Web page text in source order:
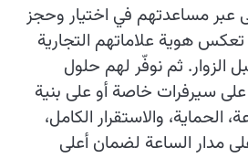
عبر مساعدتهم في اختيار وحجز
هوية علاماتهم التجارية
الزوار. ثم نوفّر لهم حلول
سيرفرات خاصة أو على بنية
الحماية، والاستقرار الكامل،
مدار الساعة لضمان أعلى